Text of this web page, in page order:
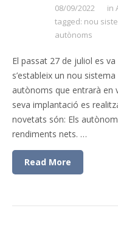
08/09/2022 in
tagged: nou
autònoms
El passat 27 de juliol es
s’estableix un nou
autònoms que entrarà en
seva implantació es
novetats són: Els
rendiments nets. …
Read More